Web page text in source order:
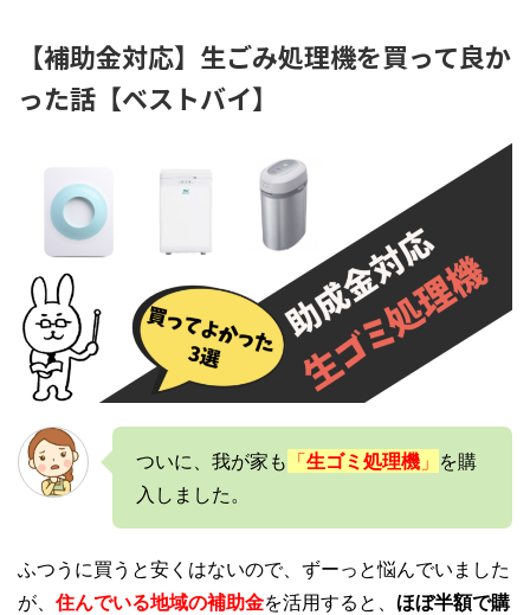
【補助金対応】生ごみ処理機を買って良か
った話【ベストバイ】
ついに、我が家も 「生ゴミ処理機 」 を購
入しました。
ふつうに買うと安くはないので、ずーっと悩んでいました
が、 住んでいる地域の補助金を活用すると、 ほぼ半額で購